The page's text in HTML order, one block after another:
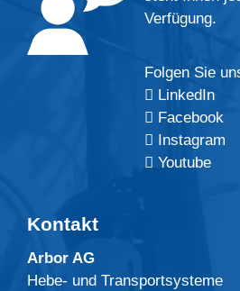
Verfügung.
Folgen Sie
LinkedIn
Facebook
Instagram
Youtube
Kontakt
Arbor AG
Hebe- und Transportsysteme